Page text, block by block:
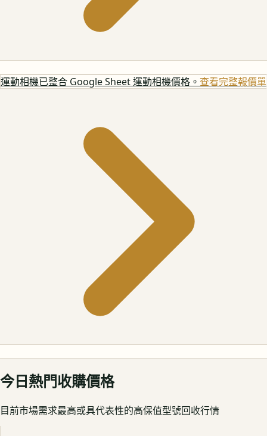
運動相機已整合 Google Sheet 運動相機價格。 查看完整報價單
今日熱門收購價格
目前市場需求最高或具代表性的高保值型號回收行情